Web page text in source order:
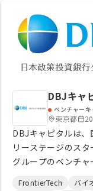
ソーシャルイノベーシ
スタートアップ
iPaaS
eスポーツ
スポーツ
エンタメ
EC
DBJキャ
ベンチャーキ
東京都
DBJキャピタルは
リーステージのス
グループのベンチャー
FrontierTech バイ